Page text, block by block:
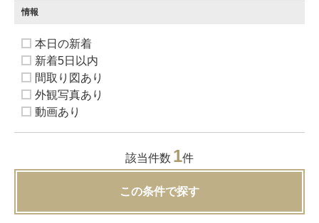
情報
本日の新着
新着5日以内
間取り図あり
外観写真あり
動画あり
該当件数 1件
この条件で探す